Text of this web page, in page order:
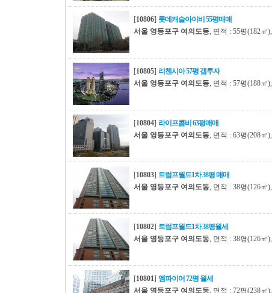
[10806] 롯데캐슬아이비 55평매매
서울 영등포구 여의도동, 면적 : 55평(182㎡
[10805] 리첸시아 57평 갭투자
서울 영등포구 여의도동, 면적 : 57평(188㎡
[10804] 라이프콤비 63평매매
서울 영등포구 여의도동, 면적 : 63평(208㎡
[10803] 트럼프월드1차 38평 매매
서울 영등포구 여의도동, 면적 : 38평(126㎡
[10802] 트럼프월드1차 38평월세
서울 영등포구 여의도동, 면적 : 38평(126㎡
[10801] 엠파이어 72평 월세
서울 영등포구 여의도동, 면적 : 72평(238㎡